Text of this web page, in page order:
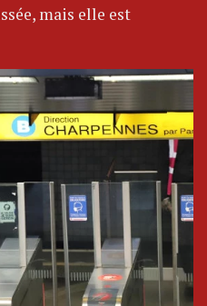
mais elle est